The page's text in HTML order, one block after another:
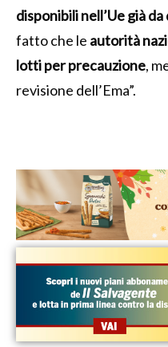
disponibili nell’Ue già
fatto che le autorità
lotti per precauzione,
revisione dell’Ema”.